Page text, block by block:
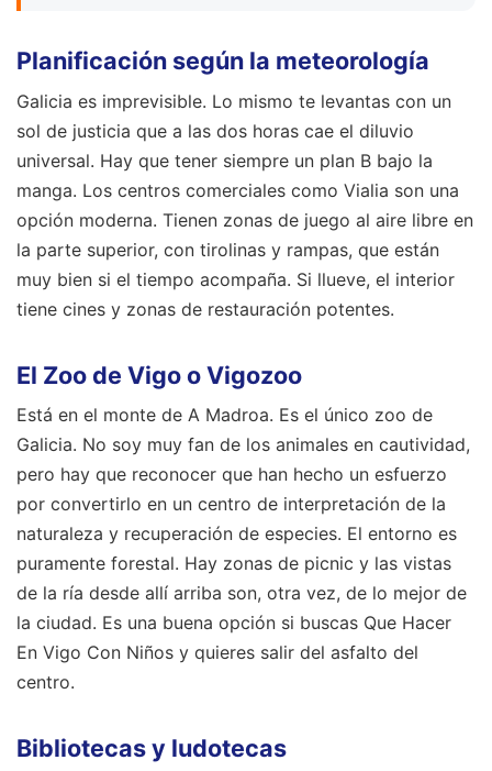
Planificación según la meteorología
Galicia es imprevisible. Lo mismo te levantas con un
sol de justicia que a las dos horas cae el diluvio
universal. Hay que tener siempre un plan B bajo la
manga. Los centros comerciales como Vialia son una
opción moderna. Tienen zonas de juego al aire libre en
la parte superior, con tirolinas y rampas, que están
muy bien si el tiempo acompaña. Si llueve, el interior
tiene cines y zonas de restauración potentes.
El Zoo de Vigo o Vigozoo
Está en el monte de A Madroa. Es el único zoo de
Galicia. No soy muy fan de los animales en cautividad,
pero hay que reconocer que han hecho un esfuerzo
por convertirlo en un centro de interpretación de la
naturaleza y recuperación de especies. El entorno es
puramente forestal. Hay zonas de picnic y las vistas
de la ría desde allí arriba son, otra vez, de lo mejor de
la ciudad. Es una buena opción si buscas Que Hacer
En Vigo Con Niños y quieres salir del asfalto del
centro.
Bibliotecas y ludotecas